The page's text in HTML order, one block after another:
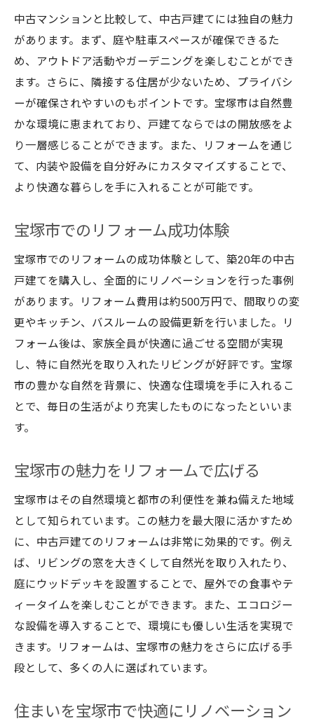
中古マンションと比較して、中古戸建てには独自の魅力
があります。まず、庭や駐車スペースが確保できるた
め、アウトドア活動やガーデニングを楽しむことができ
ます。さらに、隣接する住居が少ないため、プライバシ
ーが確保されやすいのもポイントです。宝塚市は自然豊
かな環境に恵まれており、戸建てならではの開放感をよ
り一層感じることができます。また、リフォームを通じ
て、内装や設備を自分好みにカスタマイズすることで、
より快適な暮らしを手に入れることが可能です。
宝塚市でのリフォーム成功体験
宝塚市でのリフォームの成功体験として、築20年の中古
戸建てを購入し、全面的にリノベーションを行った事例
があります。リフォーム費用は約500万円で、間取りの変
更やキッチン、バスルームの設備更新を行いました。リ
フォーム後は、家族全員が快適に過ごせる空間が実現
し、特に自然光を取り入れたリビングが好評です。宝塚
市の豊かな自然を背景に、快適な住環境を手に入れるこ
とで、毎日の生活がより充実したものになったといいま
す。
宝塚市の魅力をリフォームで広げる
宝塚市はその自然環境と都市の利便性を兼ね備えた地域
として知られています。この魅力を最大限に活かすため
に、中古戸建てのリフォームは非常に効果的です。例え
ば、リビングの窓を大きくして自然光を取り入れたり、
庭にウッドデッキを設置することで、屋外での食事やテ
ィータイムを楽しむことができます。また、エコロジー
な設備を導入することで、環境にも優しい生活を実現で
きます。リフォームは、宝塚市の魅力をさらに広げる手
段として、多くの人に選ばれています。
住まいを宝塚市で快適にリノベーション